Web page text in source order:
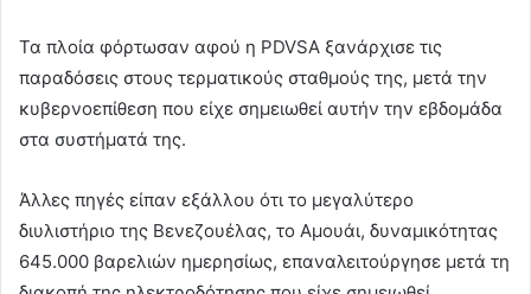
Τα πλοία φόρτωσαν αφού η PDVSA ξανάρχισε τις
παραδόσεις στους τερματικούς σταθμούς της, μετά την
κυβερνοεπίθεση που είχε σημειωθεί αυτήν την εβδομάδα
στα συστήματά της.
Άλλες πηγές είπαν εξάλλου ότι το μεγαλύτερο
διυλιστήριο της Βενεζουέλας, το Αμουάι, δυναμικότητας
645.000 βαρελιών ημερησίως, επαναλειτούργησε μετά τη